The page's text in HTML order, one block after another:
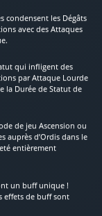
condensent les Dégâts
avec des Attaques
qui infligent des
par Attaque Lourde
la Durée de Statut de
de jeu Ascension ou
auprès d’Ordis dans le
entièrement
un buff unique !
effets de buff sont